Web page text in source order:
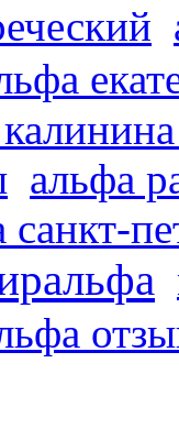
альфа
санкт-